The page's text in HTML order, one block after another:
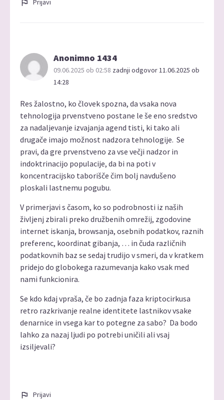
Prijavi
Anonimno 1434
09.06.2025 ob 02:58 zadnji odgovor 11.06.2025 ob
14:28
Res žalostno, ko človek spozna, da vsaka nova
tehnologija prvenstveno postane le še eno sredstvo
za nadaljevanje izvajanja agend tisti, ki tako ali
drugače imajo možnost nadzora tehnologije. Se
pravi, da gre prvenstveno za vse večji nadzor in
indoktrinacijo populacije, da bi na poti v
koncentracijsko taborišče čim bolj navdušeno
ploskali lastnemu pogubu.
V primerjavi s časom, ko so podrobnosti iz naših
življenj zbirali preko družbenih omrežij, zgodovine
internet iskanja, browsanja, osebnih podatkov, raznih
preferenc, koordinat gibanja, … in čuda različnih
podatkovnih baz se sedaj trudijo v smeri, da v kratkem
pridejo do globokega razumevanja kako vsak med
nami funkcionira.
Se kdo kdaj vpraša, če bo zadnja faza kriptocirkusa
retro razkrivanje realne identitete lastnikov vsake
denarnice in vsega kar to potegne za sabo? Da bodo
lahko za nazaj ljudi po potrebi uničili ali vsaj
izsiljevali?
Prijavi